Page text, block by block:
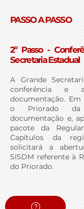
PASSO A PASSO
2º Passo -
Secretaria Estadual
A Grande
conferência e
documentação.
o Priorado da
documentação e,
pacote da
Capítulos da
solicitará a
SISDM referente à
do Priorado.